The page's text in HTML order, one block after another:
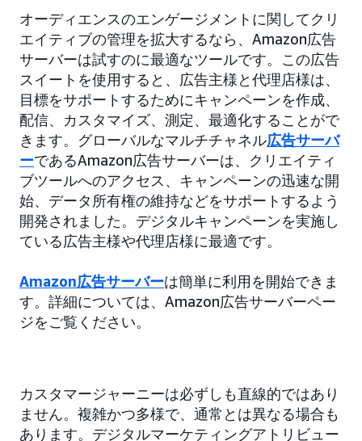
オーディエンスのエンゲージメントに関してクリ
エイティブの管理を拡大するなら、Amazon広告
サーバーは試すのに最適なツールです。この広告
スイートを使用すると、広告主様と代理店様は、
目標をサポートするためにキャンペーンを作成、
配信、カスタマイズ、測定、最適化することがで
きます。グローバルなマルチチャネル広告サーバ
ーであるAmazon広告サーバーは、クリエイティ
ブツールへのアクセス、キャンペーンの迅速な開
始、データ所有権の維持などをサポートするよう
開発されました。デジタルキャンペーンを実施し
ている広告主様や代理店様に最適です。
Amazon広告サーバーは簡単に利用を開始できま
す。詳細については、Amazon広告サーバーペー
ジをご覧ください。
カスタマージャーニーは必ずしも直線的ではあり
ません。複雑かつ多様で、通常とは異なる場合も
あります。デジタルマーケティングアトリビュー